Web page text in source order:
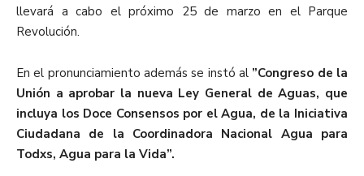
llevará a cabo el próximo 25 de marzo en el Parque
Revolución.
En el pronunciamiento además se instó al ”Congreso de la
Unión a aprobar la nueva Ley General de Aguas, que
incluya los Doce Consensos por el Agua, de la Iniciativa
Ciudadana de la Coordinadora Nacional Agua para
Todxs, Agua para la Vida”.